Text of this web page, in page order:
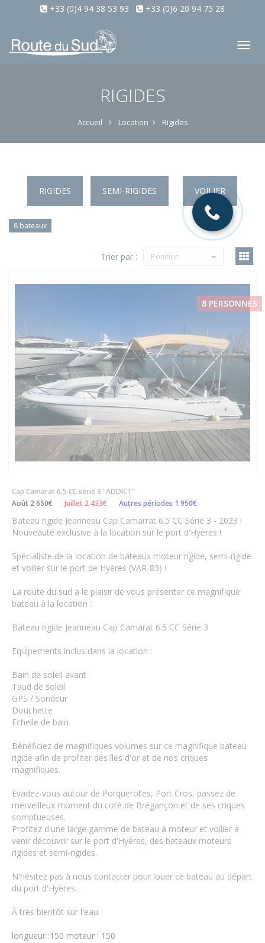
+33 (0)4 94 38 53 93 +33 (0)6 20 94 75 28
RIGIDES
Accueil Location Rigides
RIGIDES SEMI-RIGIDES VOILIER
8 bateaux
Trier par : Position
8 PERSONNES
Cap Camarat 6,5 CC série 3 "ADDICT"
Août 2 650€
Juillet 2 433€ Autres périodes 1 950€
Bateau rigide Jeanneau Cap Camarrat 6.5 CC Série 3 - 2023 !
Nouveauté exclusive à la location sur le port d'Hyères !
Spécialiste de la location de bateaux moteur rigide, semi-rigide
et voilier sur le port de Hyères (VAR-83) !
La route du sud a le plaisir de vous présenter ce magnifique
bateau à la location :
Bateau rigide Jeanneau Cap Camarat 6.5 CC Série 3
Equipements inclus dans la location :
Bain de soleil avant
Taud de soleil
GPS / Sondeur
Douchette
Echelle de bain
Bénéficiez de magnifiques volumes sur ce magnifique bateau
rigide afin de profiter des îles d'or et de nos criques
magnifiques.
Evadez-vous autour de Porquerolles, Port Cros, passez de
merveilleux moment du coté de Brégançon et de ses criques
somptueuses.
Profitez d'une large gamme de bateau à moteur et voilier à
venir découvrir sur le port d'Hyères, des bateaux moteurs
rigides et semi-rigides.
N'hésitez pas à nous contacter pour louer ce bateau au départ
du port d'Hyères.
À très bientôt sur l'eau.
longueur :150 moteur : 150